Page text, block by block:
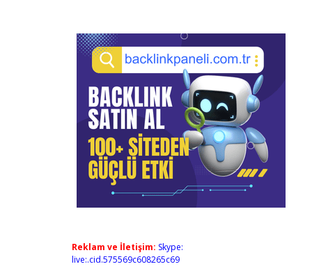
Reklam ve İletişim: Skype:
live:.cid.575569c608265c69